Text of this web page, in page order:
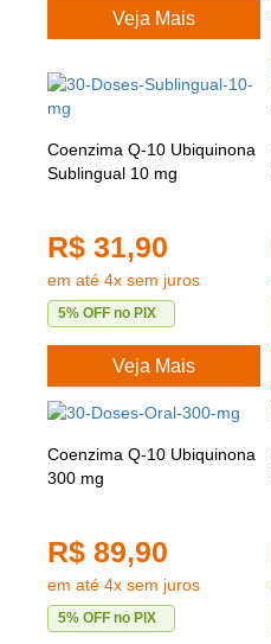
Veja Mais
Coenzima Q-10 Ubiquinona
Sublingual 10 mg
R$ 31,90
em até 4x sem juros
5% OFF no PIX
Veja Mais
Coenzima Q-10 Ubiquinona
300 mg
R$ 89,90
em até 4x sem juros
5% OFF no PIX